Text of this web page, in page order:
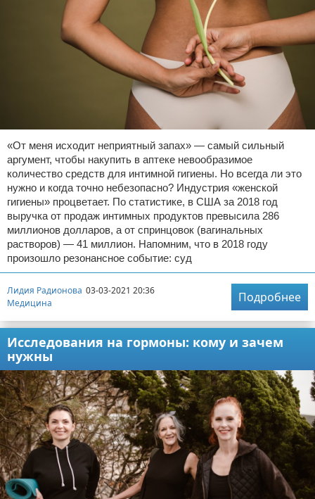
«От меня исходит неприятный запах» — самый сильный
аргумент, чтобы накупить в аптеке невообразимое
количество средств для интимной гигиены. Но всегда ли это
нужно и когда точно небезопасно? Индустрия «женской
гигиены» процветает. По статистике, в США за 2018 год
выручка от продаж интимных продуктов превысила 286
миллионов долларов, а от спринцовок (вагинальных
растворов) — 41 миллион. Напомним, что в 2018 году
произошло резонансное событие: суд
Лидия Радионова 03-03-2021 20:36
Медицина
Подробнее
Исследования на гормоны: кому и зачем
нужны